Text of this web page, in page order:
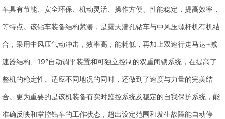
车具有节能、安全环保、机动灵活、操作方便、性能稳定，提高效率，
等特点。该钻车装备结构紧凑，是露天潜孔钻车与中风压螺杆机有机结
合，采用中风压气动冲击，效率高，能耗低，再加上双速行走马达+减
速器结构、19°自动调平装置和可独立控制的双重闭锁系统，在提高了
整机的稳定性、适应不同地况的同时，还做到了速度与力量的完美结
合。更为重要的是该机装备有实时监控系统及稳定的自我保护系统，能
准确反映和掌控钻车的工作状态，超出设定范围和发生故障能自动停